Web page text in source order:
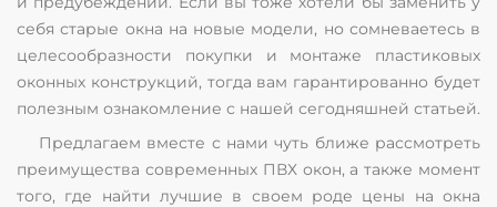
себя старые окна на новые модели, но сомневаетесь в
целесообразности покупки и монтаже пластиковых
оконных конструкций, тогда вам гарантированно будет
полезным ознакомление с нашей сегодняшней статьей.
Предлагаем вместе с нами чуть ближе рассмотреть
преимущества современных ПВХ окон, а также момент
того, где найти лучшие в своем роде цены на окна